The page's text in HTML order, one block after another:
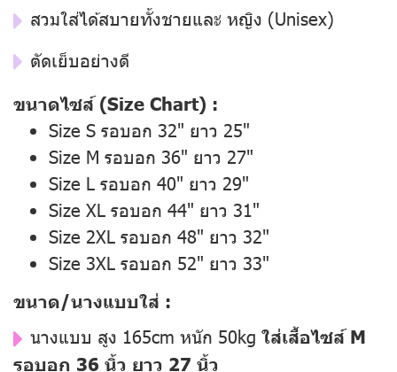
สวมใส่ได้สบายทั้งชายและ หญิง (Unisex)
ตัดเย็บอย่างดี
ขนาดไซส์ (Size Chart) :
Size S รอบอก 32" ยาว 25"
Size M รอบอก 36" ยาว 27"
Size L รอบอก 40" ยาว 29"
Size XL รอบอก 44" ยาว 31"
Size 2XL รอบอก 48" ยาว 32"
Size 3XL รอบอก 52" ยาว 33"
ขนาด/นางแบบใส่ :
นางแบบ สูง 165cm หนัก 50kg ใส่เสื้อไซส์ M
รอบอก 36 นิ้ว ยาว 27 นิ้ว